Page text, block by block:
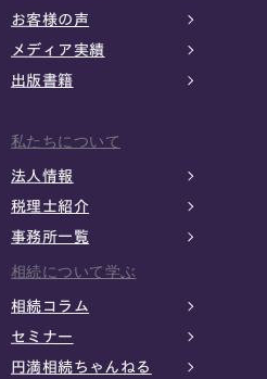
お客様の声
メディア実績
出版書籍
私たちについて
法人情報
税理士紹介
事務所一覧
相続について学ぶ
相続コラム
セミナー
円満相続ちゃんねる